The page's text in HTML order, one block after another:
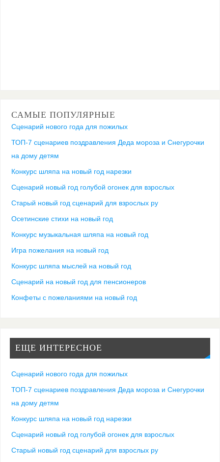
САМЫЕ ПОПУЛЯРНЫЕ
Сценарий нового года для пожилых
ТОП-7 сценариев поздравления Деда мороза и Снегурочки
на дому детям
Конкурс шляпа на новый год нарезки
Сценарий новый год голубой огонек для взрослых
Старый новый год сценарий для взрослых ру
Осетинские стихи на новый год
Конкурс музыкальная шляпа на новый год
Игра пожелания на новый год
Конкурс шляпа мыслей на новый год
Сценарий на новый год для пенсионеров
Конфеты с пожеланиями на новый год
ЕЩЕ ИНТЕРЕСНОЕ
Сценарий нового года для пожилых
ТОП-7 сценариев поздравления Деда мороза и Снегурочки
на дому детям
Конкурс шляпа на новый год нарезки
Сценарий новый год голубой огонек для взрослых
Старый новый год сценарий для взрослых ру